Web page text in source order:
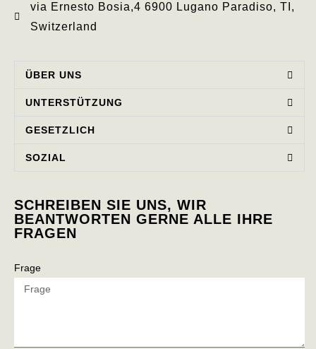
via Ernesto Bosia,4 6900 Lugano Paradiso, TI,
Switzerland
ÜBER UNS
UNTERSTÜTZUNG
GESETZLICH
SOZIAL
SCHREIBEN SIE UNS, WIR
BEANTWORTEN GERNE ALLE IHRE
FRAGEN
Frage